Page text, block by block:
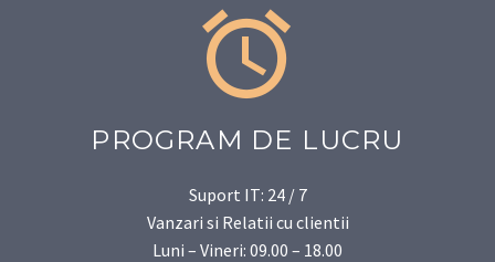


PROGRAM DE LUCRU
Suport IT: 24 / 7
Vanzari si Relatii cu clientii
Luni – Vineri: 09.00 – 18.00